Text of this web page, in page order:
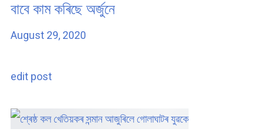
বাবে কাম কৰিছে অৰ্জুনে
August 29, 2020
edit post